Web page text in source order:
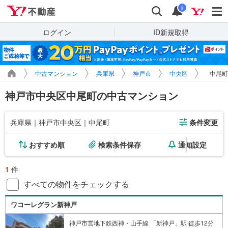
検索 通知
i
ログイン ID新規取得
中古マンション 兵庫県 神戸市 中央区 中尾
神戸市中央区中尾町の中古マンション
兵庫県｜神戸市中央区｜中尾町 条件変更
おすすめ順 検索条件保存 通知設定
1 件
すべての物件をチェックする
ワコーレグラン新神戸
神戸市営地下鉄西神・山手線 「新神戸」駅 徒歩12分